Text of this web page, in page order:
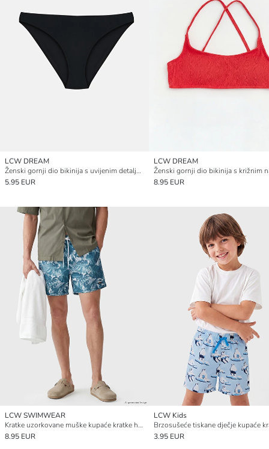
LCW DREAM
Ženski gornji dio bikinija s uvijenim detaljem
5.95 EUR
LCW DREAM
8.95 EUR
LCW SWIMWEAR
Kratke uzorkovane muške kupaće kratke hlače
8.95 EUR
LCW Kids
3.95 EUR